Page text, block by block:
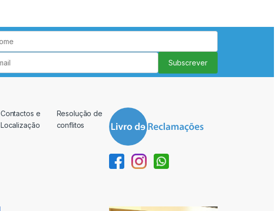
Subscrever
Contactos e
Localização
Resolução de
conflitos